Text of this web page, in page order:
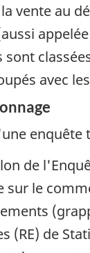
vente au
sont
avec
enquête
de
sur le
(RE) de